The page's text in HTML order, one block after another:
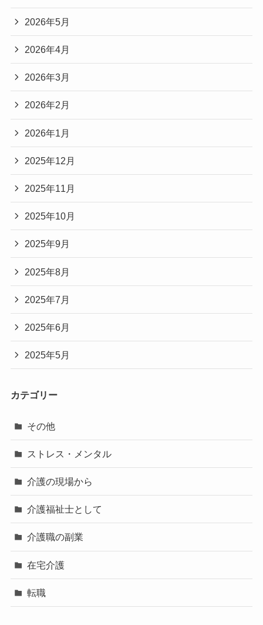
2026年5月
2026年4月
2026年3月
2026年2月
2026年1月
2025年12月
2025年11月
2025年10月
2025年9月
2025年8月
2025年7月
2025年6月
2025年5月
カテゴリー
その他
ストレス・メンタル
介護の現場から
介護福祉士として
介護職の副業
在宅介護
転職